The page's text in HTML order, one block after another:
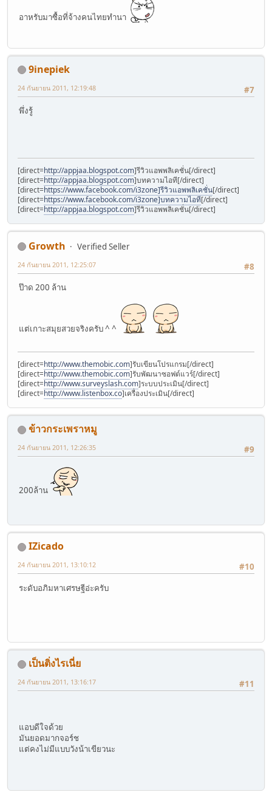
อาหรับมาซื้อที่จ้างคนไทยทำนา
9inepiek
#7
24 กันยายน 2011, 12:19:48
พึ่งรู้
[direct=http://appjaa.blogspot.com]รีวิวแอพพลิเคชั่น[/direct]
[direct=http://appjaa.blogspot.com]บทความไอที[/direct]
[direct=https://www.facebook.com/i3zone]รีวิวแอพพลิเคชั่น[/direct]
[direct=https://www.facebook.com/i3zone]บทความไอที[/direct]
[direct=http://appjaa.blogspot.com]รีวิวแอพพลิเคชั่น[/direct]
Growth
Verified Seller
#8
24 กันยายน 2011, 12:25:07
ป๊าด 200 ล้าน
แต่เกาะสมุยสวยจริงครับ ^ ^
[direct=http://www.themobic.com]รับเขียนโปรแกรม[/direct]
[direct=http://www.themobic.com]รับพัฒนาซอฟต์แวร์[/direct]
[direct=http://www.surveyslash.com]ระบบประเมิน[/direct]
[direct=http://www.listenbox.co]เครื่องประเมิน[/direct]
ข้าวกระเพราหมู
#9
24 กันยายน 2011, 12:26:35
200ล้าน
IZicado
#10
24 กันยายน 2011, 13:10:12
ระดับอภิมหาเศรษฐีอ่ะครับ
เป็นติ่งไรเนี่ย
#11
24 กันยายน 2011, 13:16:17
แอบดีใจด้วย
มันยอดมากจอร์ช
แต่คงไม่มีแบบวังน้าเขียวนะ